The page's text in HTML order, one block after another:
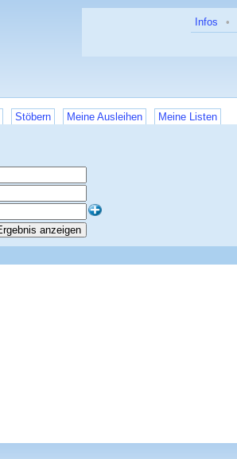
•
Infos
Stöbern Meine Ausleihen Meine Listen